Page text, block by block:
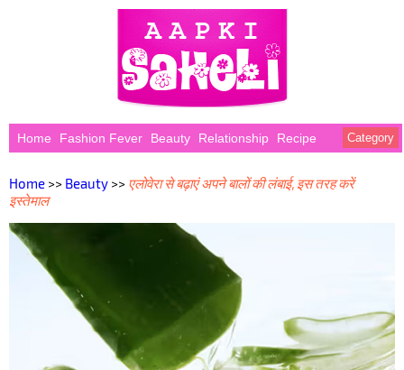
Home Fashion Fever Beauty Relationship Recipe Category
Home >> Beauty >> एलोवेरा से बढ़ाएं अपने बालों की लंबाई, इस तरह करें
इस्तेमाल